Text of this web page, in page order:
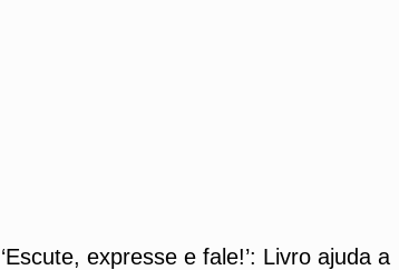
‘Escute, expresse e fale!’: Livro ajuda a